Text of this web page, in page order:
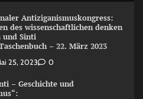
Antiziganismuskongress:
des wissenschaftlichen denken
und Sinti
– 22. März 2023
25, 2023 0
– Geschichte und